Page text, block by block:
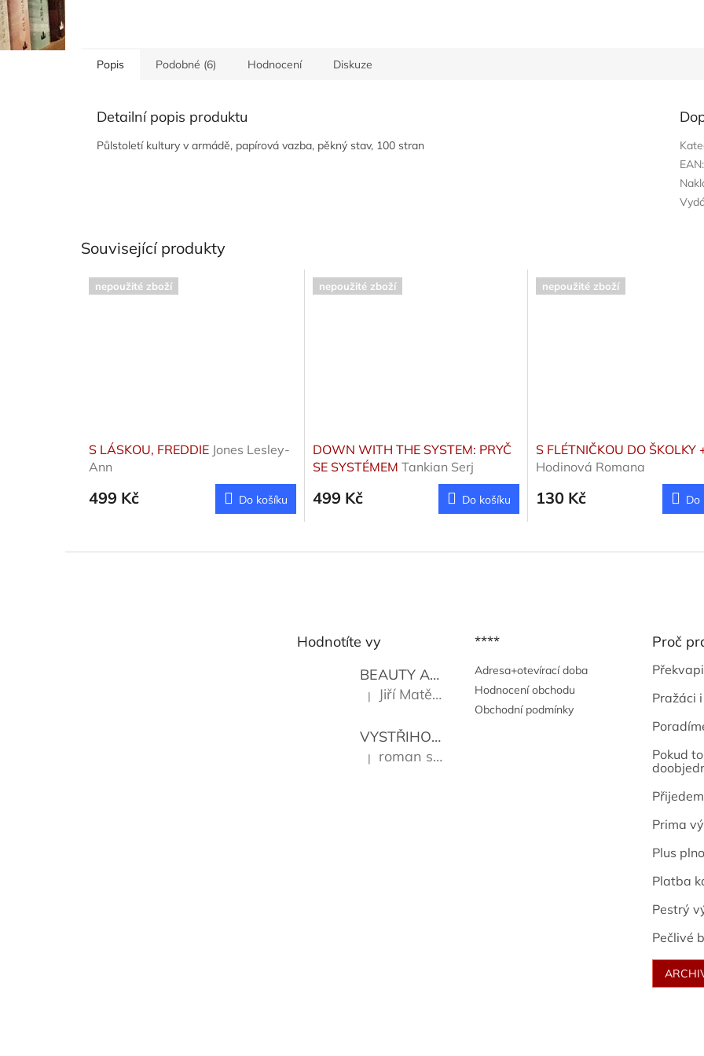
Popis Podobné (6) Hodnocení Diskuze
Detailní popis produktu
Půlstoletí kultury v armádě, papírová vazba, pěkný stav, 100 stran
EAN:
Související produkty
nepoužité zboží
S LÁSKOU, FREDDIE Jones Lesley-
Ann
499 Kč Do košíku
nepoužité zboží
DOWN WITH THE SYSTEM: PRYČ
SE SYSTÉMEM Tankian Serj
499 Kč Do košíku
nepoužité zboží
S FLÉTNIČKOU DO ŠKOLKY
Hodinová Romana
130 Kč Do
Hodnotíte vy
BEAUTY AND THE BEAT
Go Go's
Hodnocení produktu je 5 z 5 hvězdiček.
| Jiří Matějů
VYSTŘIHOVÁNKY - PRAŽSKÉ PAMÁTKY Kropáček
Hodnocení produktu je 5 z 5 hvězdiček.
| roman sekanina
****
Adresa+otevírací doba
Hodnocení obchodu
Obchodní podmínky
Proč
Pražáci
Pokud
Prima
Plus
Platba
Pestrý
Pečlivé